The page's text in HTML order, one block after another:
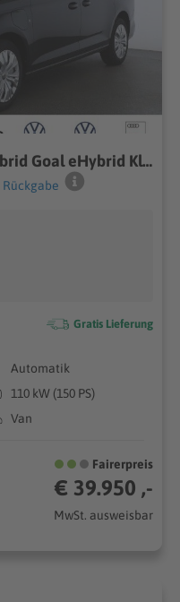
VW Caddy Maxi 1.5 TSI eHybrid Goal eHybrid Klima
Rückgabe
Gratis Lieferung
Automatik
110 kW (150 PS)
Van
Fairerpreis
€ 39.950 ,-
MwSt. ausweisbar